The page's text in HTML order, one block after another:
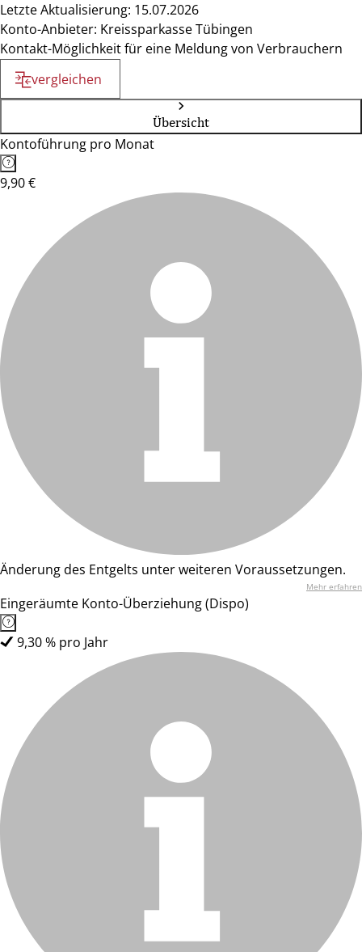
Letzte Aktualisierung: 15.07.2026
Konto-Anbieter: Kreissparkasse Tübingen
Kontakt-Möglichkeit für eine Meldung von Verbrauchern
vergleichen
Übersicht
Kontoführung pro Monat
9,90 €
Änderung des Entgelts unter weiteren Voraussetzungen.
Mehr erfahren
Eingeräumte Konto-Überziehung (Dispo)
9,30 % pro Jahr